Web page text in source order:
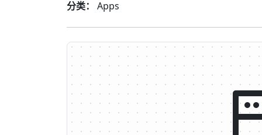
分类：
Apps